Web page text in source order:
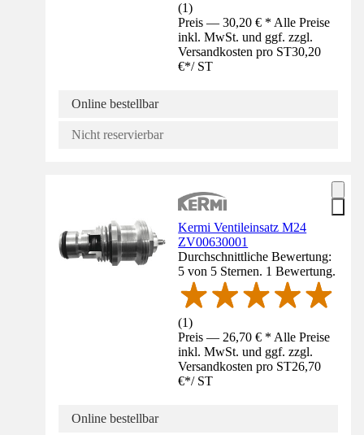
(1)
Preis — 30,20 € * Alle Preise
inkl. MwSt. und ggf. zzgl.
Versandkosten pro ST30,20
€*/ ST
Online bestellbar
Nicht reservierbar
Kermi Ventileinsatz M24
ZV00630001
Durchschnittliche Bewertung:
5 von 5 Sternen. 1 Bewertung.
(1)
Preis — 26,70 € * Alle Preise
inkl. MwSt. und ggf. zzgl.
Versandkosten pro ST26,70
€*/ ST
Online bestellbar